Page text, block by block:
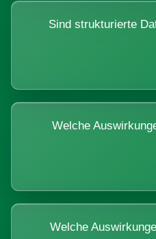
Sind strukturierte
Welche
Welche